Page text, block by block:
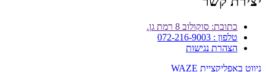
כתובת: סוקולוב 8 רמת גן.
טלפון : 072-216-9003
הצהרת נגישות
ניווט באפליקציית WAZE